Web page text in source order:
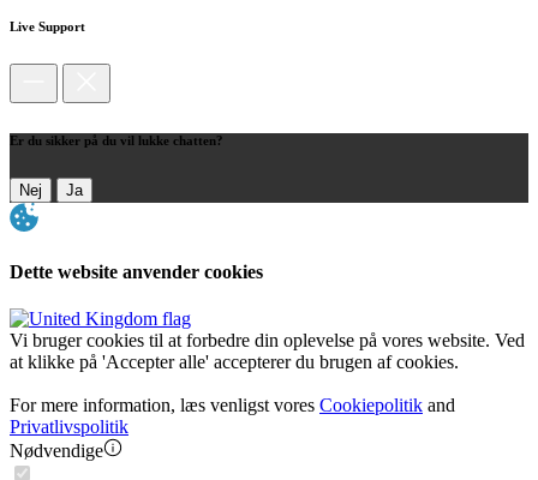
Live Support
Er du sikker på du vil lukke chatten?
Nej Ja
Dette website anvender cookies
Vi bruger cookies til at forbedre din oplevelse på vores website. Ved
at klikke på 'Accepter alle' accepterer du brugen af cookies.
For mere information, læs venligst vores Cookiepolitik and
Privatlivspolitik
Nødvendige